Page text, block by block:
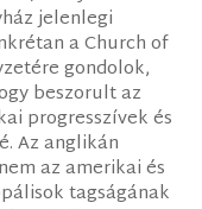
jelenlegi
a Church of
gondolok,
beszorult az
progresszívek és
Az anglikán
az amerikai és
tagságának